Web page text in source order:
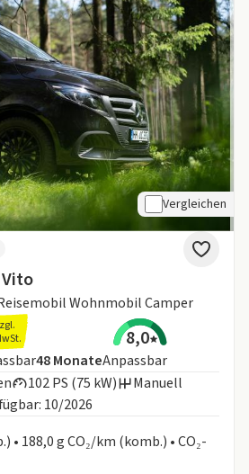
Vergleichen
Wohnmobil Camper
8,0
Laufzeit
48MonateAnpassbar
102 PS (75 kW)
Manuell
10/2026
• 188,0 g CO₂/km (komb.) • CO₂-